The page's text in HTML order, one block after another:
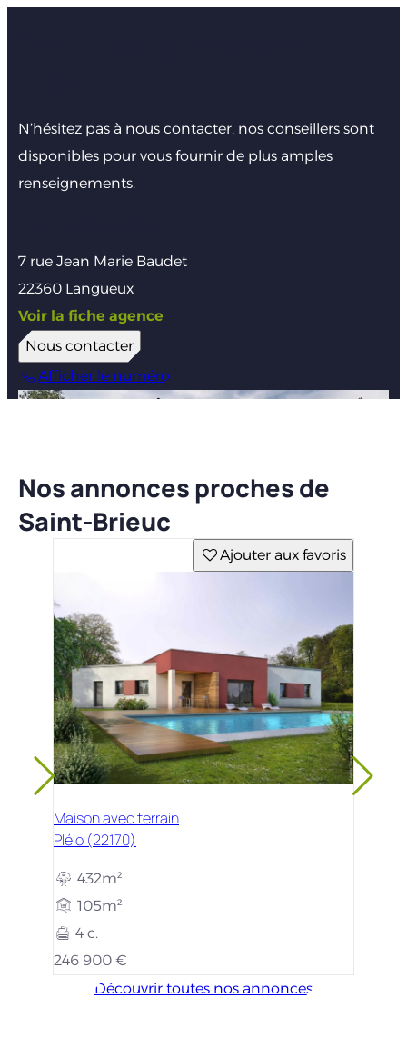
N’hésitez pas à nous contacter, nos conseillers sont
disponibles pour vous fournir de plus amples
renseignements.
7 rue Jean Marie Baudet
22360 Langueux
Voir la fiche agence
Nous contacter
Afficher le numéro
Nos annonces proches de
Saint-Brieuc
Ajouter aux favoris
Maison avec terrain
Plélo (22170)
432m²
105m²
4 c.
246 900 €
Découvrir toutes nos annonces